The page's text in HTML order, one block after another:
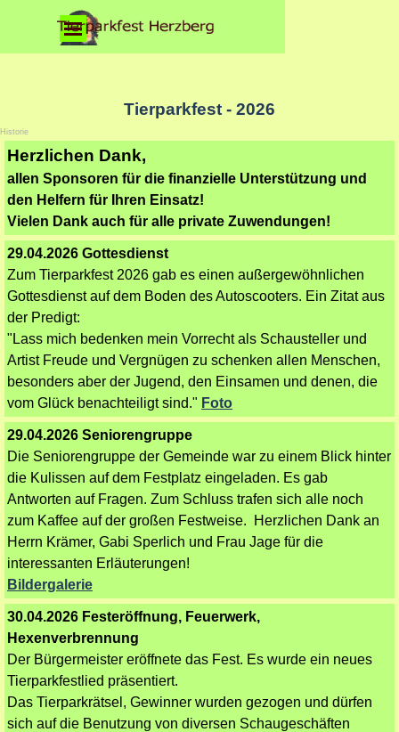
Direkt zum Seiteninhalt
Menü überspringen
Tierparkfest - 2026
Historie
Herzlichen Dank,
allen Sponsoren für die finanzielle Unterstützung und
den Helfern für Ihren Einsatz!
Vielen Dank auch für alle private Zuwendungen!
29.04.2026 Gottesdienst
Zum Tierparkfest 2026 gab es einen außergewöhnlichen
Gottesdienst auf dem Boden des Autoscooters. Ein Zitat aus
der Predigt:
"Lass mich bedenken mein Vorrecht als Schausteller und
Artist Freude und Vergnügen zu schenken allen Menschen,
besonders aber der Jugend, den Einsamen und denen, die
vom Glück benachteiligt sind." Foto
29.04.2026 Seniorengruppe
Die Seniorengruppe der Gemeinde war zu einem Blick hinter
die Kulissen auf dem Festplatz eingeladen. Es gab
Antworten auf Fragen. Zum Schluss trafen sich alle noch
zum Kaffee auf der großen Festweise. Herzlichen Dank an
Herrn Krämer, Gabi Sperlich und Frau Jage für die
interessanten Erläuterungen!
Bildergalerie
30.04.2026 Festeröffnung, Feuerwerk,
Hexenverbrennung
Der Bürgermeister eröffnete das Fest. Es wurde ein neues
Tierparkfestlied präsentiert.
Das Tierparkrätsel, Gewinner wurden gezogen und dürfen
sich auf die Benutzung von diversen Schaugeschäften